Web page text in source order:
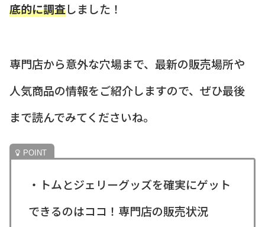
底的に調査しました！
専門店から意外な穴場まで、最新の販売場所や
人気商品の情報をご紹介しますので、ぜひ最後
まで読んでみてくださいね。
・トムとジェリーグッズを確実にゲット
できるのはココ！専門店の販売状況